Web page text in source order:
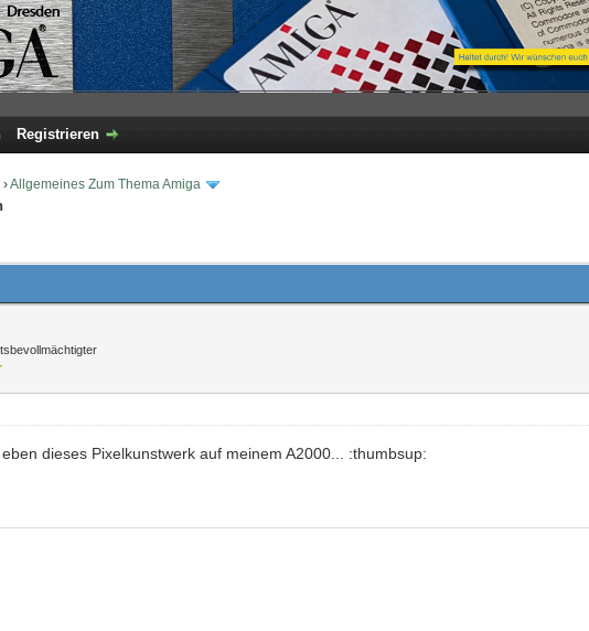
Registrieren
›Allgemeines Zum Thema Amiga
dieses Pixelkunstwerk auf meinem A2000... :thumbsup: